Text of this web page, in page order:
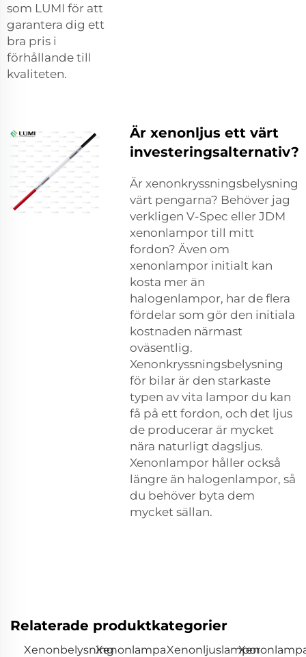
som LUMI för att
garantera dig ett
bra pris i
förhållande till
kvaliteten.
Är xenonljus ett värt
investeringsalternativ?
Är xenonkryssningsbelysning
värt pengarna? Behöver jag
verkligen V-Spec eller JDM
xenonlampor till mitt
fordon? Även om
xenonlampor initialt kan
kosta mer än
halogenlampor, har de flera
fördelar som gör den initiala
kostnaden närmast
oväsentlig.
Xenonkryssningsbelysning
för bilar är den starkaste
typen av vita lampor du kan
få på ett fordon, och det ljus
de producerar är mycket
nära naturligt dagsljus.
Xenonlampor håller också
längre än halogenlampor, så
du behöver byta dem
mycket sällan.
Relaterade produktkategorier
XenonbelysningXenonlampaXenonljuslampor